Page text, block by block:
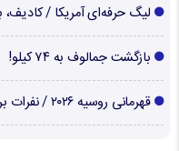
لیگ حرفه‌ای آمریکا /
بازگشت جمالوف به ۷۴ کیلو!
قهرمانی روسیه ۲۰۲۶ / نفرات برتر